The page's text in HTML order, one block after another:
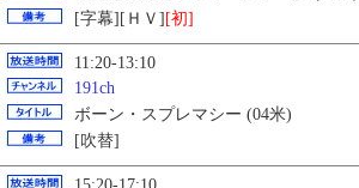
[字幕][ＨＶ] [初]
11:20-13:10
191ch
ボーン・スプレマシー (04米)
[吹替]